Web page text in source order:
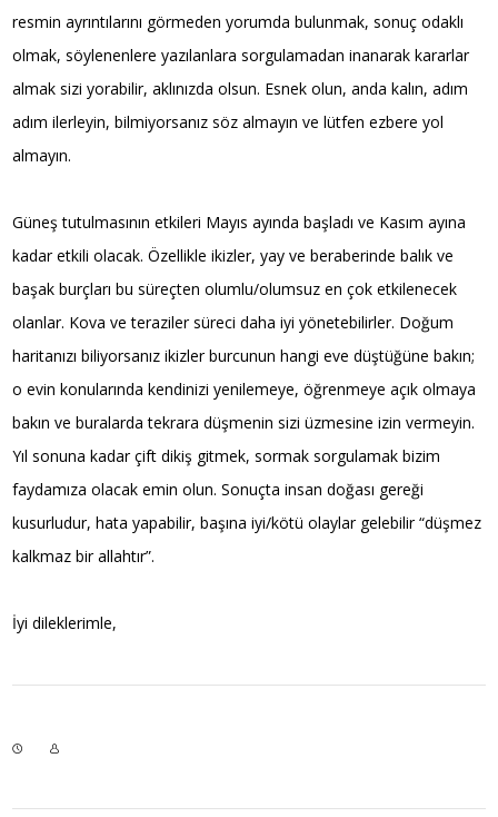
resmin ayrıntılarını görmeden yorumda bulunmak, sonuç odaklı
olmak, söylenenlere yazılanlara sorgulamadan inanarak kararlar
almak sizi yorabilir, aklınızda olsun. Esnek olun, anda kalın, adım
adım ilerleyin, bilmiyorsanız söz almayın ve lütfen ezbere yol
almayın.
Güneş tutulmasının etkileri Mayıs ayında başladı ve Kasım ayına
kadar etkili olacak. Özellikle ikizler, yay ve beraberinde balık ve
başak burçları bu süreçten olumlu/olumsuz en çok etkilenecek
olanlar. Kova ve teraziler süreci daha iyi yönetebilirler. Doğum
haritanızı biliyorsanız ikizler burcunun hangi eve düştüğüne bakın;
o evin konularında kendinizi yenilemeye, öğrenmeye açık olmaya
bakın ve buralarda tekrara düşmenin sizi üzmesine izin vermeyin.
Yıl sonuna kadar çift dikiş gitmek, sormak sorgulamak bizim
faydamıza olacak emin olun. Sonuçta insan doğası gereği
kusurludur, hata yapabilir, başına iyi/kötü olaylar gelebilir “düşmez
kalkmaz bir allahtır”.
İyi dileklerimle,